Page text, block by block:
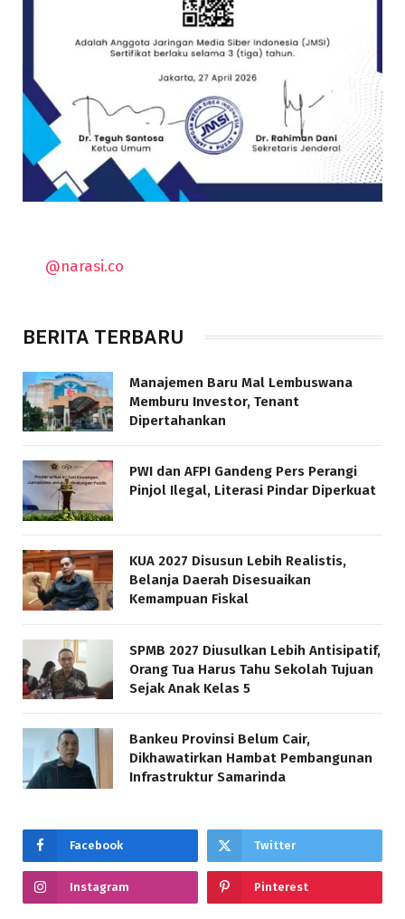
@narasi.co
BERITA TERBARU
Manajemen Baru Mal Lembuswana
Memburu Investor, Tenant
Dipertahankan
PWI dan AFPI Gandeng Pers Perangi
Pinjol Ilegal, Literasi Pindar Diperkuat
KUA 2027 Disusun Lebih Realistis,
Belanja Daerah Disesuaikan
Kemampuan Fiskal
SPMB 2027 Diusulkan Lebih Antisipatif,
Orang Tua Harus Tahu Sekolah Tujuan
Sejak Anak Kelas 5
Bankeu Provinsi Belum Cair,
Dikhawatirkan Hambat Pembangunan
Infrastruktur Samarinda
Facebook Twitter
Instagram Pinterest